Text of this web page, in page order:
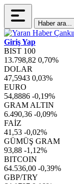
Haber ara...
Giriş Yap
BIST 100
13.798,82 0,70%
DOLAR
47,5943 0,03%
EURO
54,8886 -0,19%
GRAM ALTIN
6.490,36 -0,09%
FAİZ
41,53 -0,02%
GÜMÜŞ GRAM
93,88 -1,12%
BITCOIN
64.536,00 -0,39%
GBP/TRY